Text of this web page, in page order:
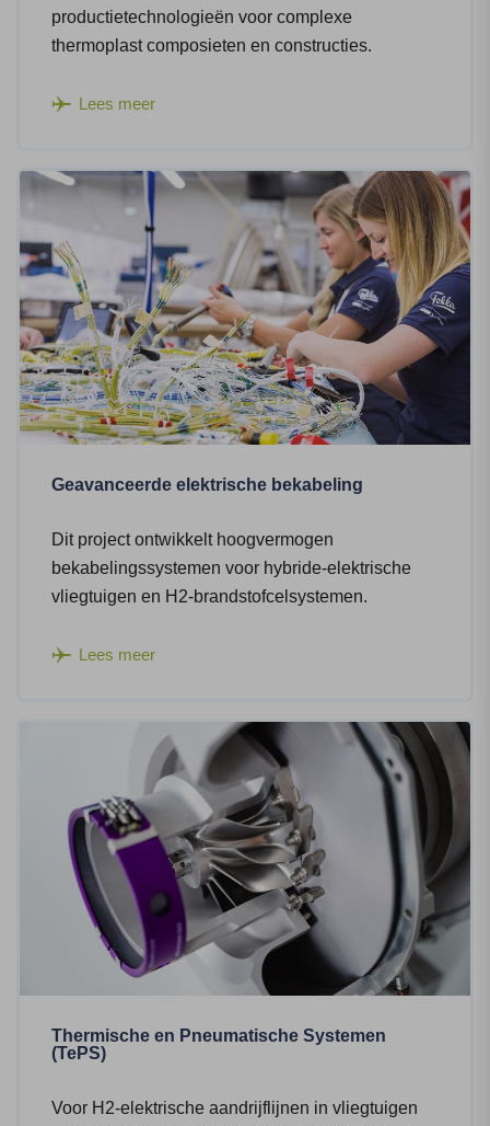
productietechnologieën voor complexe
thermoplast composieten en constructies.
Lees meer
Geavanceerde elektrische bekabeling
Dit project ontwikkelt hoogvermogen
bekabelingssystemen voor hybride-elektrische
vliegtuigen en H2-brandstofcelsystemen.
Lees meer
Thermische en Pneumatische Systemen
(TePS)
Voor H2-elektrische aandrijflijnen in vliegtuigen